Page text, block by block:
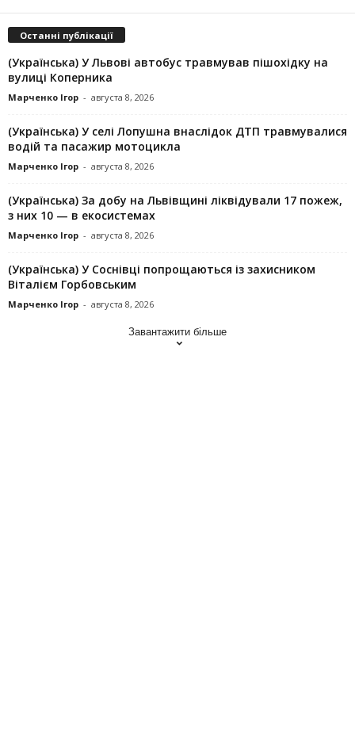
Останні публікації
(Українська) У Львові автобус травмував пішохідку на
вулиці Коперника
Марченко Ігор - августа 8, 2026
(Українська) У селі Лопушна внаслідок ДТП травмувалися
водій та пасажир мотоцикла
Марченко Ігор - августа 8, 2026
(Українська) За добу на Львівщині ліквідували 17 пожеж,
з них 10 — в екосистемах
Марченко Ігор - августа 8, 2026
(Українська) У Соснівці попрощаються із захисником
Віталієм Горбовським
Марченко Ігор - августа 8, 2026
Завантажити більше